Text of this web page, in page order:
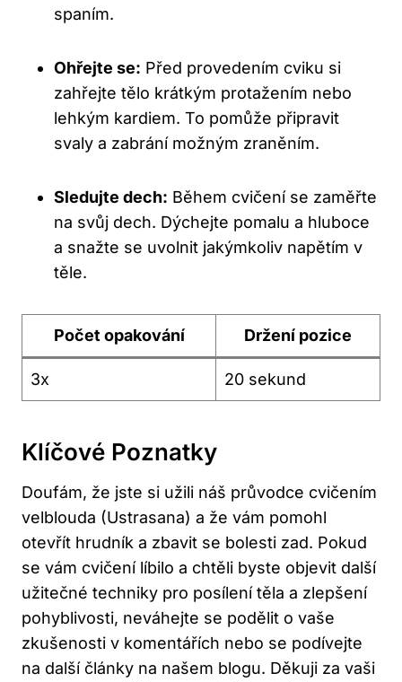
spaním.
Ohřejte⁢ se: Před provedením‌ cviku ⁢si
zahřejte tělo krátkým protažením nebo
lehkým kardiem. To pomůže připravit
svaly⁤ a zabrání⁢ možným zraněním.
Sledujte dech: Během cvičení se zaměřte
na svůj dech. ‌Dýchejte pomalu a hluboce
a snažte se uvolnit jakýmkoliv napětím v
těle.
Počet opakování Držení‍ pozice
3x 20 sekund
Klíčové Poznatky
Doufám, že jste si užili náš průvodce cvičením
‍velblouda (Ustrasana) a že vám pomohl
otevřít hrudník a zbavit se bolesti zad. Pokud​
se vám cvičení líbilo⁤ a chtěli byste objevit další
užitečné techniky pro posílení těla a zlepšení
pohyblivosti, neváhejte se podělit o vaše
zkušenosti v komentářích nebo se podívejte
na další články na našem blogu. ⁤Děkuji za vaši